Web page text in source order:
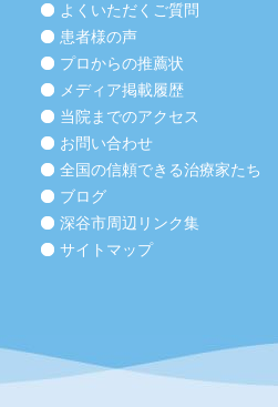
よくいただくご質問
患者様の声
プロからの推薦状
メディア掲載履歴
当院までのアクセス
お問い合わせ
全国の信頼できる治療家たち
ブログ
深谷市周辺リンク集
サイトマップ